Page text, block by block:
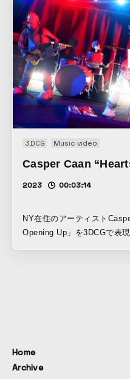
をDJに迎えたスペシャルな
ーが拡張され、エクスペリ
れた。
3DCG Music video
Casper Caan
2023 00:03:14
NY在住のアーティスト
Opening Up」を3DCGで表現
Home
Archive